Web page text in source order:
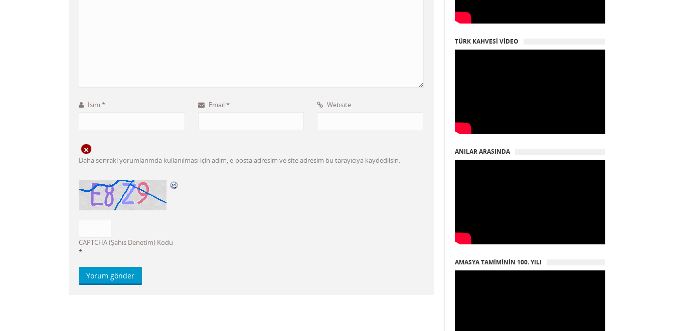
İsim * Email * Website
Daha sonraki yorumlarımda kullanılması için adım, e-posta adresim ve site adresim bu tarayıcıya kaydedilsin.
CAPTCHA (Şahıs Denetim) Kodu
*
TÜRK KAHVESİ VİDEO
ANILAR ARASINDA
AMASYA TAMIMININ 100. YILI